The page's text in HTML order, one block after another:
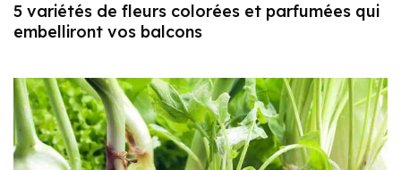
5 variétés de fleurs colorées et parfumées qui
embelliront vos balcons